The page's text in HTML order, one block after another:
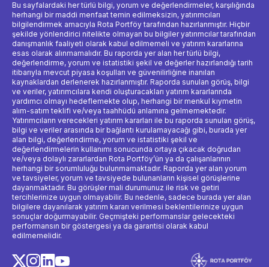
Bu sayfalardaki her türlü bilgi, yorum ve değerlendirmeler, karşılığında
herhangi bir maddi menfaat temin edilmeksizin, yatırımcıları
bilgilendirmek amacıyla Rota Portföy tarafından hazırlanmıştır. Hiçbir
şekilde yönlendirici nitelikte olmayan bu bilgiler yatırımcılar tarafından
danışmanlık faaliyeti olarak kabul edilmemeli ve yatırım kararlarına
esas olarak alınmamalıdır. Bu raporda yer alan her türlü bilgi,
değerlendirme, yorum ve istatistiki şekil ve değerler hazırlandığı tarih
itibarıyla mevcut piyasa koşulları ve güvenilirliğine inanılan
kaynaklardan derlenerek hazırlanmıştır. Raporda sunulan görüş, bilgi
ve veriler, yatırımcılara kendi oluşturacakları yatırım kararlarında
yardımcı olmayı hedeflemekte olup, herhangi bir menkul kıymetin
alım-satım teklifi ve/veya taahhüdü anlamına gelmemektedir.
Yatırımcıların verecekleri yatırım kararları ile bu raporda sunulan görüş,
bilgi ve veriler arasında bir bağlantı kurulamayacağı gibi, burada yer
alan bilgi, değerlendirme, yorum ve istatistiki şekil ve
değerlendirmelerin kullanımı sonucunda ortaya çıkacak doğrudan
ve/veya dolaylı zararlardan Rota Portföy’ün ya da çalışanlarının
herhangi bir sorumluluğu bulunmamaktadır. Raporda yer alan yorum
ve tavsiyeler, yorum ve tavsiyede bulunanların kişisel görüşlerine
dayanmaktadır. Bu görüşler mali durumunuz ile risk ve getiri
tercihlerinize uygun olmayabilir. Bu nedenle, sadece burada yer alan
bilgilere dayanılarak yatırım kararı verilmesi beklentilerinize uygun
sonuçlar doğurmayabilir. Geçmişteki performanslar gelecekteki
performansın bir göstergesi ya da garantisi olarak kabul
edilmemelidir.